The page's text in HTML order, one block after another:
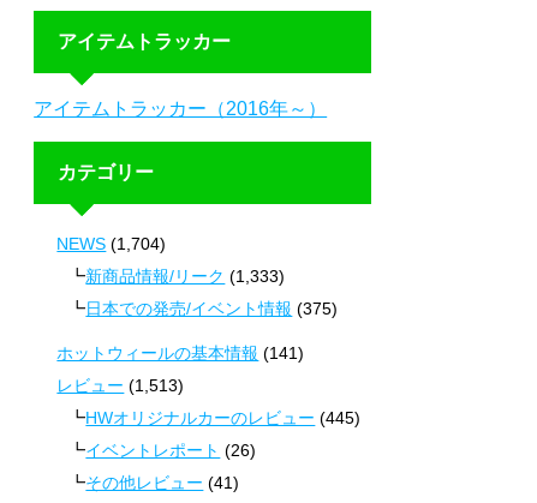
アイテムトラッカー
アイテムトラッカー（2016年～）
カテゴリー
NEWS (1,704)
新商品情報/リーク (1,333)
日本での発売/イベント情報 (375)
ホットウィールの基本情報 (141)
レビュー (1,513)
HWオリジナルカーのレビュー (445)
イベントレポート (26)
その他レビュー (41)